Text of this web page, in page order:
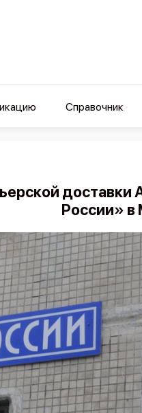
Справочник
доставки
России» в